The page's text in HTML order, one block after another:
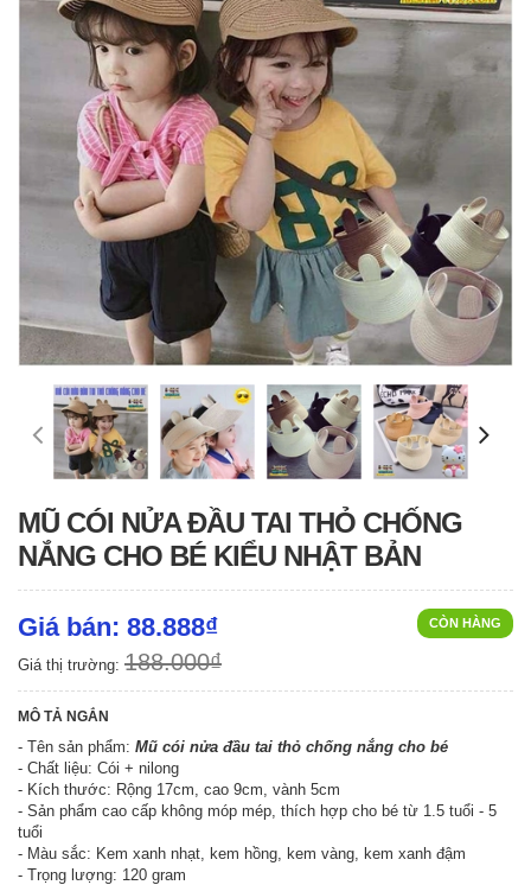
MŨ CÓI NỬA ĐẦU TAI THỎ CHỐNG
NẮNG CHO BÉ KIỂU NHẬT BẢN
CÒN HÀNG
Giá bán: 88.888₫
Giá thị trường: 188.000₫
MÔ TẢ NGẮN
- Tên sản phẩm: Mũ cói nửa đầu tai thỏ chống nắng cho bé
- Chất liệu: Cói + nilong
- Kích thước: Rộng 17cm, cao 9cm, vành 5cm
- Sản phẩm cao cấp không móp mép, thích hợp cho bé từ 1.5 tuổi - 5
tuổi
- Màu sắc: Kem xanh nhạt, kem hồng, kem vàng, kem xanh đậm
- Trọng lượng: 120 gram